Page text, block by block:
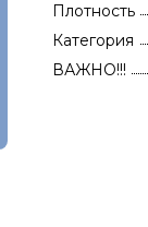
Плотность
Категория
ВАЖНО!!!